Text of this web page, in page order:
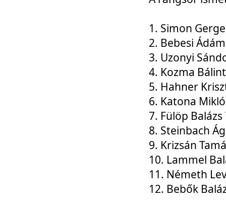
1. Simon
2. Bebesi
3. Uzonyi
4. Kozma
5. Hahner
6. Katona
7. Fülöp
8. Steinbach
9. Krizsán
10. Lammel
11. Németh
12. Bebők